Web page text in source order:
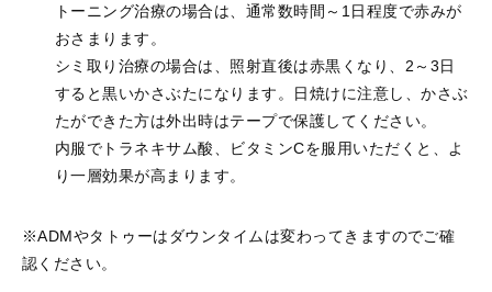
トーニング治療の場合は、通常数時間～1日程度で赤みが
おさまります。
シミ取り治療の場合は、照射直後は赤黒くなり、2～3日
すると黒いかさぶたになります。日焼けに注意し、かさぶ
たができた方は外出時はテープで保護してください。
内服でトラネキサム酸、ビタミンCを服用いただくと、よ
り一層効果が高まります。
※ADMやタトゥーはダウンタイムは変わってきますのでご確
認ください。